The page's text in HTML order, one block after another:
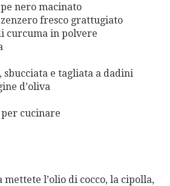
nero macinato
fresco grattugiato
curcuma in polvere
sbucciata e tagliata a dadini
d’oliva
cucinare
l’olio di cocco, la cipolla,